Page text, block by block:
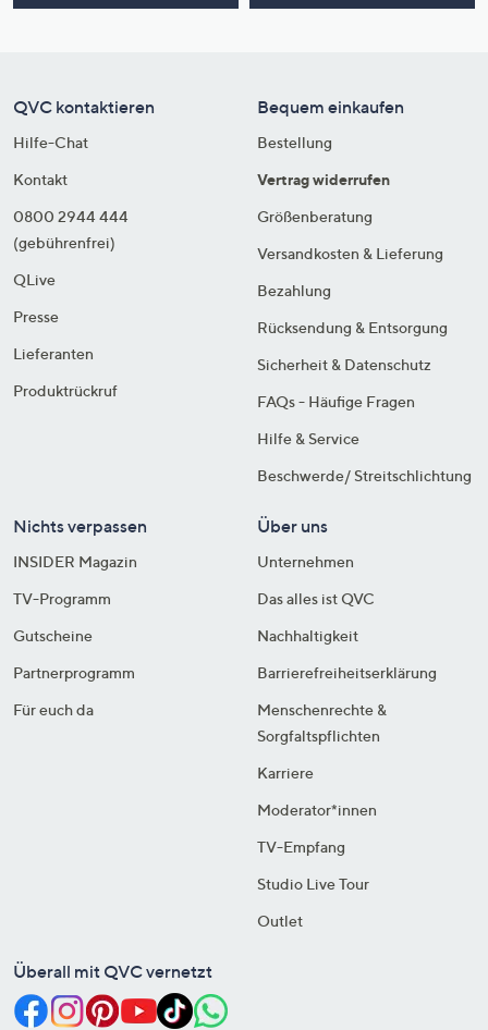
QVC kontaktieren
Hilfe-Chat
Kontakt
0800 2944 444
(gebührenfrei)
QLive
Presse
Lieferanten
Produktrückruf
Bequem einkaufen
Bestellung
Vertrag widerrufen
Größenberatung
Versandkosten & Lieferung
Bezahlung
Rücksendung & Entsorgung
Sicherheit & Datenschutz
FAQs - Häufige Fragen
Hilfe & Service
Beschwerde/ Streitschlichtung
Nichts verpassen
INSIDER Magazin
TV-Programm
Gutscheine
Partnerprogramm
Für euch da
Über uns
Unternehmen
Das alles ist QVC
Nachhaltigkeit
Barrierefreiheitserklärung
Menschenrechte &
Sorgfaltspflichten
Karriere
Moderator*innen
TV-Empfang
Studio Live Tour
Outlet
Überall mit QVC vernetzt